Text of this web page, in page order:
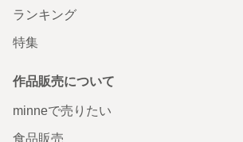
ランキング
特集
作品販売について
minneで売りたい
食品販売